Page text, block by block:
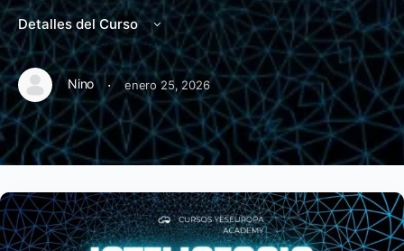
Detalles del Curso
Nino · enero 25, 2026